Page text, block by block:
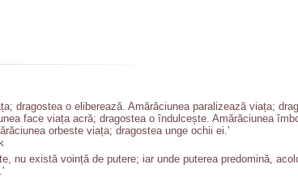
dragostea o eliberează. Amărăciunea paralizează viața;
face viața acră; dragostea o îndulcește. Amărăciunea
orbeste viața; dragostea unge ochii ei.'
nu există voință de putere; iar unde puterea predomină,